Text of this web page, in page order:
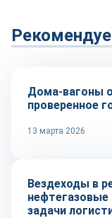
Репортаж
Дома-вагоны
проверенное
13 марта 2026
Рынок
Вездеходы в
задачи